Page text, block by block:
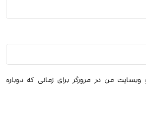
وبسایت من در مرورگر برای زمانی که دوباره